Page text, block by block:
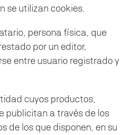
se utilizan cookies.
persona física, que
por un editor,
entre usuario registrado y
cuyos productos,
publicitan a través de los
de los que disponen, en su